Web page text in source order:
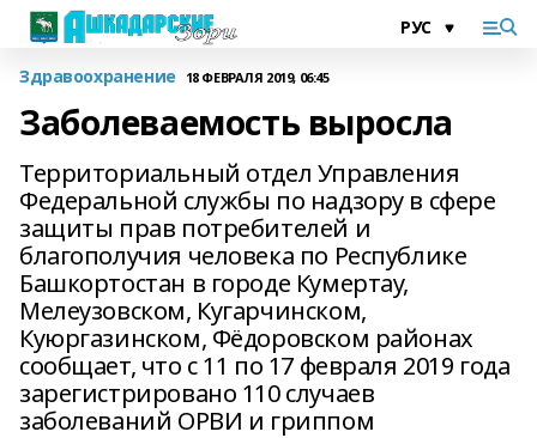
Здравоохранение 18 ФЕВРАЛЯ 2019, 06:45
Заболеваемость выросла
Территориальный отдел Управления
Федеральной службы по надзору в сфере
защиты прав потребителей и
благополучия человека по Республике
Башкортостан в городе Кумертау,
Мелеузовском, Кугарчинском,
Куюргазинском, Фёдоровском районах
сообщает, что с 11 по 17 февраля 2019 года
зарегистрировано 110 случаев
заболеваний ОРВИ и гриппом